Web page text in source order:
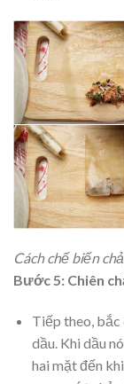
Cách chế biến
Bước 5: Chiên
Tiếp theo, bắc
dầu. Khi dầu
hai mặt đến